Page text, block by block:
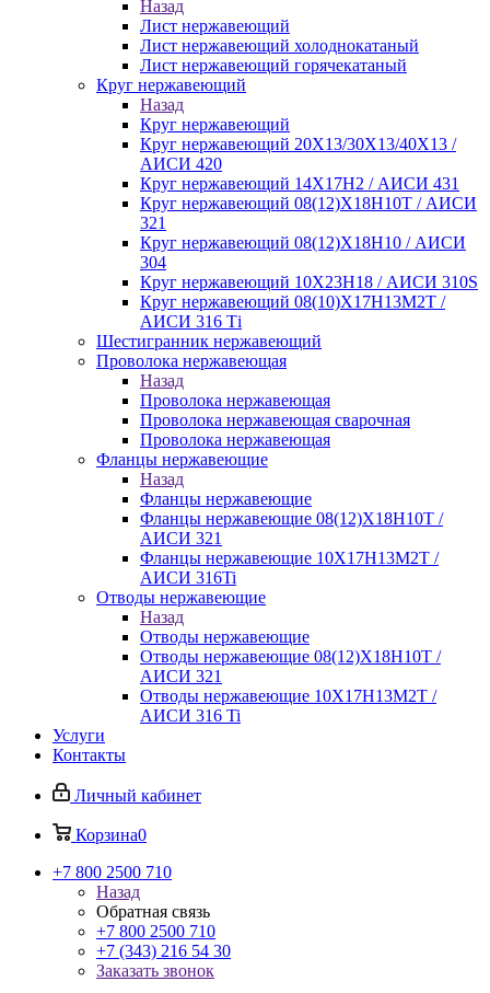
Назад
Лист нержавеющий
Лист нержавеющий холоднокатаный
Лист нержавеющий горячекатаный
Круг нержавеющий
Назад
Круг нержавеющий
Круг нержавеющий 20Х13/30Х13/40Х13 /
АИСИ 420
Круг нержавеющий 14Х17Н2 / АИСИ 431
Круг нержавеющий 08(12)Х18Н10Т / АИСИ
321
Круг нержавеющий 08(12)Х18Н10 / АИСИ
304
Круг нержавеющий 10Х23Н18 / АИСИ 310S
Круг нержавеющий 08(10)Х17Н13М2Т /
АИСИ 316 Тi
Шестигранник нержавеющий
Проволока нержавеющая
Назад
Проволока нержавеющая
Проволока нержавеющая сварочная
Проволока нержавеющая
Фланцы нержавеющие
Назад
Фланцы нержавеющие
Фланцы нержавеющие 08(12)Х18Н10Т /
АИСИ 321
Фланцы нержавеющие 10Х17Н13М2Т /
АИСИ 316Ti
Отводы нержавеющие
Назад
Отводы нержавеющие
Отводы нержавеющие 08(12)Х18Н10Т /
АИСИ 321
Отводы нержавеющие 10Х17Н13М2Т /
АИСИ 316 Ti
Услуги
Контакты
Личный кабинет
Корзина0
+7 800 2500 710
Назад
Обратная связь
+7 800 2500 710
+7 (343) 216 54 30
Заказать звонок